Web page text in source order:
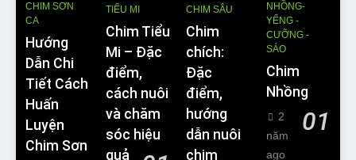
CHIM SƠN
CA
Hướng
Dẫn Chi
Tiết Cách
Huấn
Luyện
Chim Sơn
TIỂU MI
Chim Tiểu
Mi – Đặc
điểm,
cách nuôi
và chăm
sóc hiệu
quả
CHIM SÂU
Chim
chích:
Đặc
điểm,
hướng
dẫn nuôi
chim
NHỒNG-
YỂNG -
CƯỠNG -
SÁO
Chim
Nhồng
01
2
năm
ago